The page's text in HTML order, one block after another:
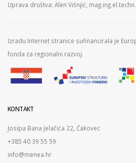
Uprava društva: Alen Višnjić,
Izradu Internet stranice sufinancirala je
fonda za regionalni razvoj.
KONTAKT
Josipa Bana Jelačića 22, Čakovec
+385 40 39 55 59
info@menea.hr